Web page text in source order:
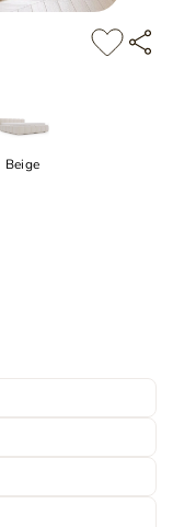
Beige